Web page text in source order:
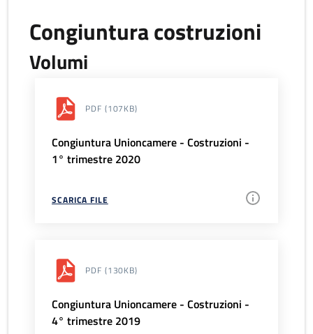
Congiuntura costruzioni
Volumi
PDF (107KB)
Congiuntura Unioncamere - Costruzioni -
1° trimestre 2020
SCARICA FILE
PDF (130KB)
Congiuntura Unioncamere - Costruzioni -
4° trimestre 2019